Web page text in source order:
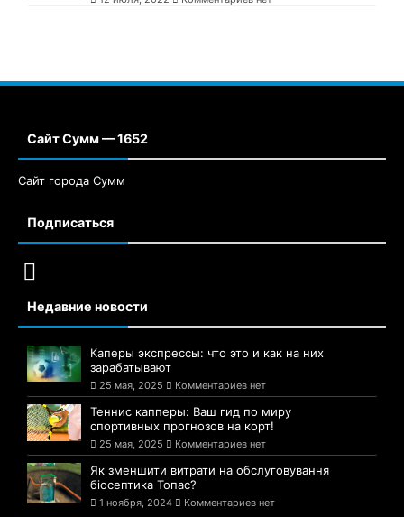
Сайт Сумм — 1652
Сайт города Сумм
Подписаться
Недавние новости
Каперы экспрессы: что это и как на них
зарабатывают
25 мая, 2025 Комментариев нет
Теннис капперы: Ваш гид по миру
спортивных прогнозов на корт!
25 мая, 2025 Комментариев нет
Як зменшити витрати на обслуговування
біосептика Топас?
1 ноября, 2024 Комментариев нет